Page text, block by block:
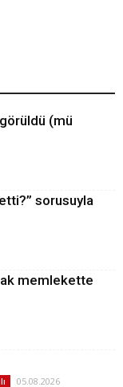
(mü
sorusuyla
memlekette
05.08.2026